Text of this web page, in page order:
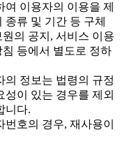
이용자의 이용을 제
류 및 기간 등 구체
의 공지, 서비스 이용
등에서 별도로 정하
정보는 법령의 규정
성이 있는 경우를 제외
니다.
호의 경우, 재사용이